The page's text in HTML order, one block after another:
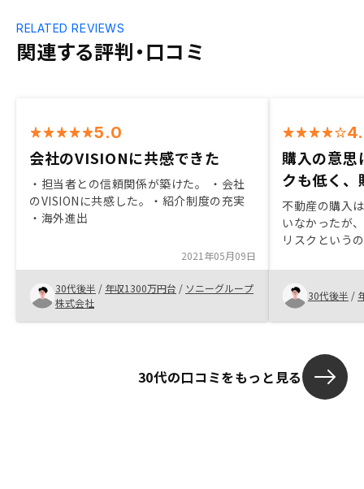
関連する評判・口コミ
RELATED REVIEWS
5.0
会社のVISIONに共感できた
・担当者との信頼関係が築けた。 ・会社
のVISIONに共感した。・紹介制度の充実
・海外進出
2021年05月09日
30代後半 / 年収1300万円台 / ソニーグループ
株式会社
購入の意思
クも低く、
不動産の購入
いなかったが
リスクという
ロナショック
ものの家賃は
にするものと
た。私のよう
は、勧められ
がつきません
あると良いか
30代後半 /
30代の口コミをもっと見る